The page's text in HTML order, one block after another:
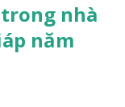
nhà
năm